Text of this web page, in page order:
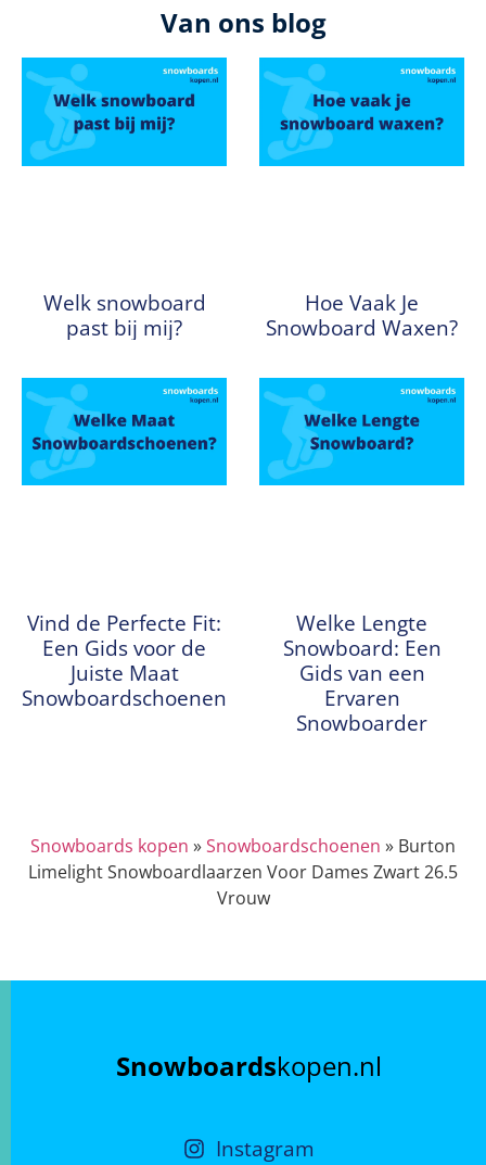
Van ons blog
Welk snowboard
past bij mij?
Hoe Vaak Je
Snowboard Waxen?
Vind de Perfecte Fit:
Een Gids voor de
Juiste Maat
Snowboardschoenen
Welke Lengte
Snowboard: Een
Gids van een
Ervaren
Snowboarder
Snowboards kopen »Snowboardschoenen » Burton
Limelight Snowboardlaarzen Voor Dames Zwart 26.5
Vrouw
Snowboardskopen.nl
Instagram